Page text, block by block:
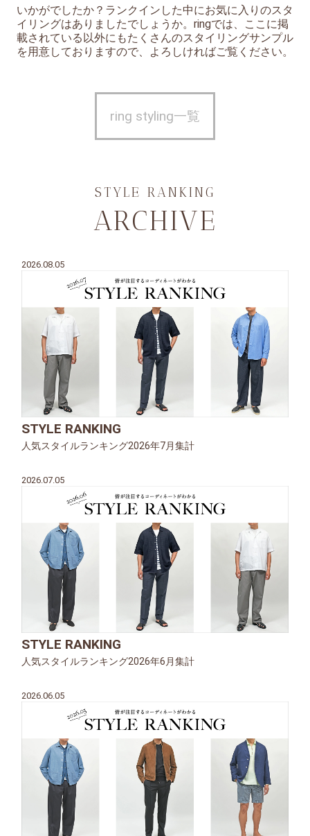
いかがでしたか？ランクインした中にお気に入りのスタ
イリングはありましたでしょうか。ringでは、ここに掲
載されている以外にもたくさんのスタイリングサンプル
を用意しておりますので、よろしければご覧ください。
ring styling一覧
STYLE RANKING
ARCHIVE
2026.08.05
STYLE RANKING
人気スタイルランキング2026年7月集計
2026.07.05
STYLE RANKING
人気スタイルランキング2026年6月集計
2026.06.05